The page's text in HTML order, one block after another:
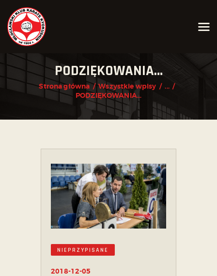
PODZIĘKOWANIA…
Strona główna Wszystkie wpisy
...
PODZIĘKOWANIA…
AKTUALNOŚCI
O KLUBIE
KARATE KYOKUSHIN
GRAFIK
ZAPISY
KONTAKT
NIEPRZYPISANE
2018-12-05